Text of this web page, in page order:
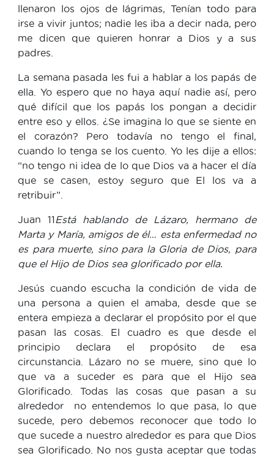
llenaron los ojos de lágrimas, Tenían todo para
irse a vivir juntos; nadie les iba a decir nada, pero
me dicen que quieren honrar a Dios y a sus
padres.
La semana pasada les fui a hablar a los papás de
ella. Yo espero que no haya aquí nadie así, pero
qué difícil que los papás los pongan a decidir
entre eso y ellos. ¿Se imagina lo que se siente en
el corazón? Pero todavía no tengo el final,
cuando lo tenga se los cuento. Yo les dije a ellos:
“no tengo ni idea de lo que Dios va a hacer el día
que se casen, estoy seguro que El los va a
retribuir”.
Juan 11Está hablando de Lázaro, hermano de
Marta y María, amigos de él… esta enfermedad no
es para muerte, sino para la Gloria de Dios, para
que el Hijo de Dios sea glorificado por ella.
Jesús cuando escucha la condición de vida de
una persona a quien el amaba, desde que se
entera empieza a declarar el propósito por el que
pasan las cosas. El cuadro es que desde el
principio declara el propósito de esa
circunstancia. Lázaro no se muere, sino que lo
que va a suceder es para que el Hijo sea
Glorificado. Todas las cosas que pasan a su
alrededor no entendemos lo que pasa, lo que
sucede, pero debemos reconocer que todo lo
que sucede a nuestro alrededor es para que Dios
sea Glorificado. No nos gusta aceptar que todas